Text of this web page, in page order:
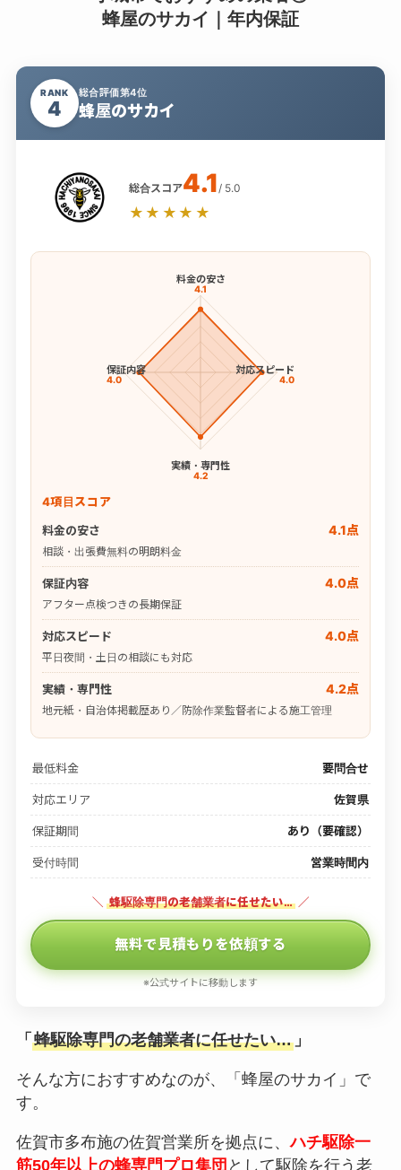
蜂屋のサカイ｜年内保証
RANK
4
総合評価第4位
蜂屋のサカイ
総合スコア4.1 / 5.0
★★★★★
料金の安さ
4.1
対応スピード
4.0
実績・専門性
4.2
保証内容
4.0
4項目スコア
料金の安さ
4.1点
相談・出張費無料の明朗料金
保証内容 4.0点
アフター点検つきの長期保証
対応スピード 4.0点
平日夜間・土日の相談にも対応
実績・専門性 4.2点
地元紙・自治体掲載歴あり／防除作業監督者による施工管理
最低料金 要問合せ
対応エリア 佐賀県
保証期間 あり（要確認）
受付時間 営業時間内
＼ 蜂駆除専門の老舗業者に任せたい… ／
無料で見積もりを依頼する
※公式サイトに移動します
「 蜂駆除専門の老舗業者に任せたい…」
そんな方におすすめなのが、「蜂屋のサカイ」で
す。
佐賀市多布施の佐賀営業所を拠点に、ハチ駆除一
筋50年以上の蜂専門プロ集団 として駆除を行う老